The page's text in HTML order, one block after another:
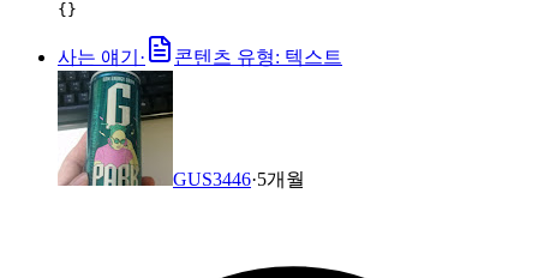
{}
사는 얘기 · 콘텐츠 유형: 텍스트
GUS3446·5개월